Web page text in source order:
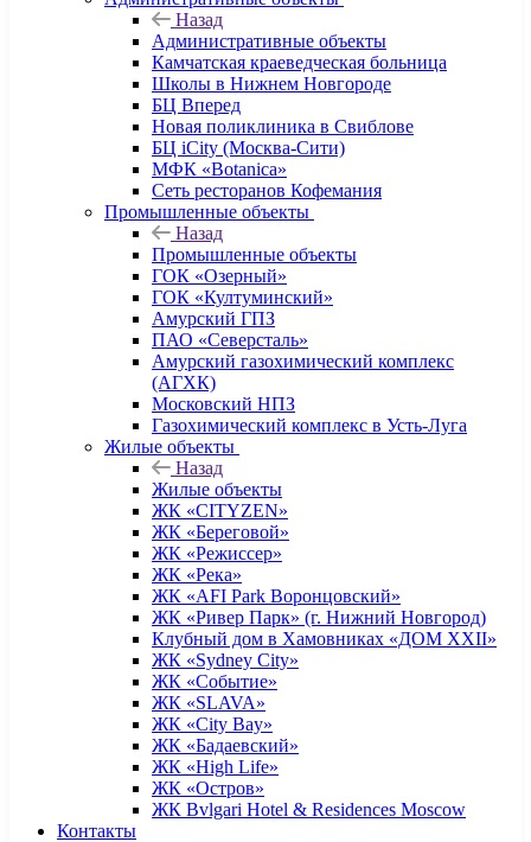
Назад
Административные объекты
Камчатская краеведческая больница
Школы в Нижнем Новгороде
БЦ Вперед
Новая поликлиника в Свиблове
БЦ iCity (Москва-Сити)
МФК «Botanica»
Сеть ресторанов Кофемания
Промышленные объекты
Назад
Промышленные объекты
ГОК «Озерный»
ГОК «Култуминский»
Амурский ГПЗ
ПАО «Северсталь»
Амурский газохимический комплекс
(АГХК)
Московский НПЗ
Газохимический комплекс в Усть-Луга
Жилые объекты
Назад
Жилые объекты
ЖК «CITYZEN»
ЖК «Береговой»
ЖК «Режиссер»
ЖК «Река»
ЖК «AFI Park Воронцовский»
ЖК «Ривер Парк» (г. Нижний Новгород)
Клубный дом в Хамовниках «ДОМ XXII»
ЖК «Sydney City»
ЖК «Событие»
ЖК «SLAVA»
ЖК «City Bay»
ЖК «Бадаевский»
ЖК «High Life»
ЖК «Остров»
ЖК Bvlgari Hotel & Residences Moscow
Контакты